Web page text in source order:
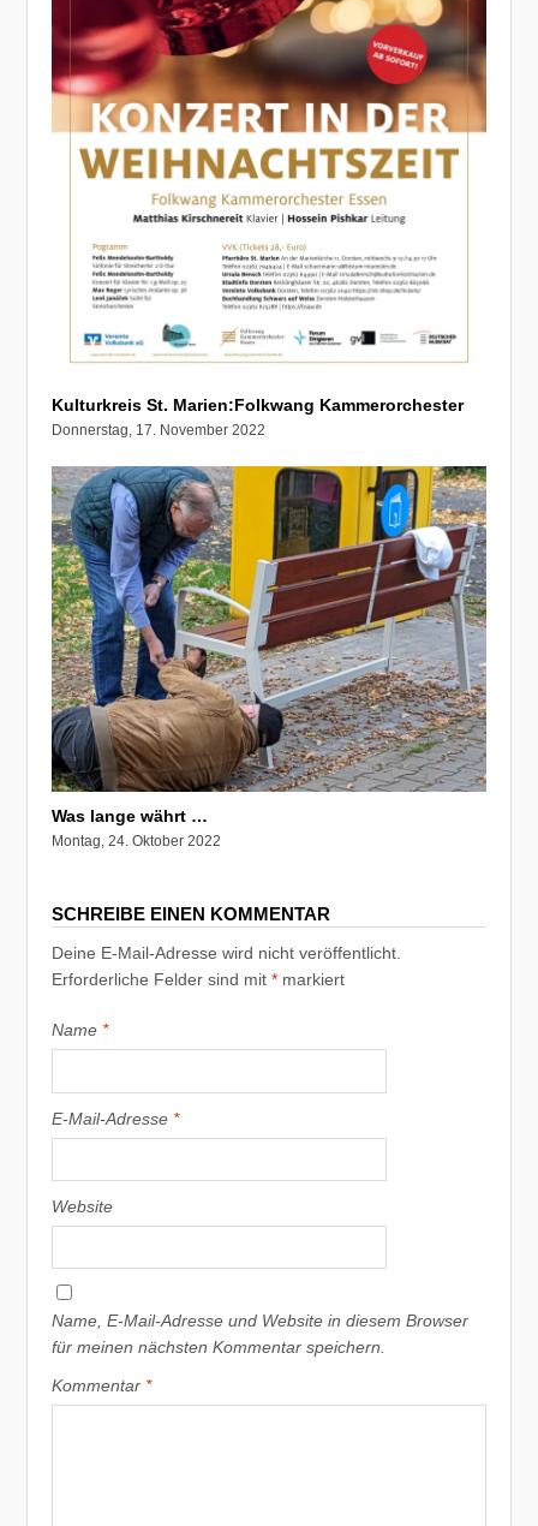
Kulturkreis St. Marien:Folkwang Kammerorchester
Donnerstag, 17. November 2022
Was lange währt …
Montag, 24. Oktober 2022
SCHREIBE EINEN KOMMENTAR
Deine E-Mail-Adresse wird nicht veröffentlicht.
Erforderliche Felder sind mit* markiert
Name *
E-Mail-Adresse *
Website
Name, E-Mail-Adresse und Website in diesem Browser
für meinen nächsten Kommentar speichern.
Kommentar *